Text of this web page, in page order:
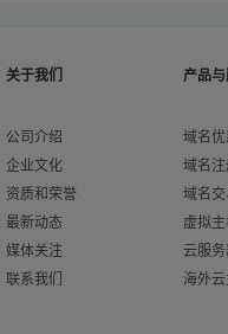
关于我们
公司介绍
企业文化
资质和荣誉
最新动态
媒体关注
联系我们
产品
域名优
域名
域名交
虚拟
云服
海外